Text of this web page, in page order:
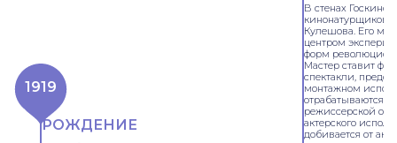
1919
РОЖДЕНИЕ
В стенах
кинонатурщиков
Кулешова. Его
центром
форм
Мастер ставит
спектакли,
монтажном
отрабатываются
режиссерской
актерского
добивается от